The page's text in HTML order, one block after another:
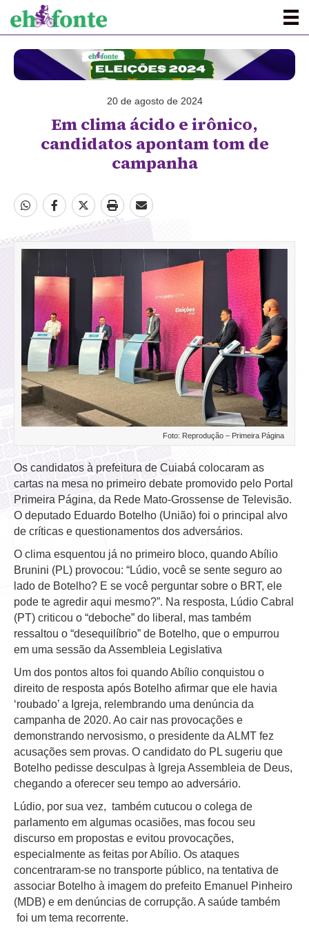
20 de agosto de 2024
Em clima ácido e irônico,
candidatos apontam tom de
campanha
Foto: Reprodução – Primeira Página
Os candidatos à prefeitura de Cuiabá colocaram as
cartas na mesa no primeiro debate promovido pelo Portal
Primeira Página, da Rede Mato-Grossense de Televisão.
O deputado Eduardo Botelho (União) foi o principal alvo
de críticas e questionamentos dos adversários.
O clima esquentou já no primeiro bloco, quando Abílio
Brunini (PL) provocou: “Lúdio, você se sente seguro ao
lado de Botelho? E se você perguntar sobre o BRT, ele
pode te agredir aqui mesmo?”. Na resposta, Lúdio Cabral
(PT) criticou o “deboche” do liberal, mas também
ressaltou o “desequilíbrio” de Botelho, que o empurrou
em uma sessão da Assembleia Legislativa
Um dos pontos altos foi quando Abílio conquistou o
direito de resposta após Botelho afirmar que ele havia
‘roubado’ a Igreja, relembrando uma denúncia da
campanha de 2020. Ao cair nas provocações e
demonstrando nervosismo, o presidente da ALMT fez
acusações sem provas. O candidato do PL sugeriu que
Botelho pedisse desculpas à Igreja Assembleia de Deus,
chegando a oferecer seu tempo ao adversário.
Lúdio, por sua vez, também cutucou o colega de
parlamento em algumas ocasiões, mas focou seu
discurso em propostas e evitou provocações,
especialmente as feitas por Abílio. Os ataques
concentraram-se no transporte público, na tentativa de
associar Botelho à imagem do prefeito Emanuel Pinheiro
(MDB) e em denúncias de corrupção. A saúde também
foi um tema recorrente.